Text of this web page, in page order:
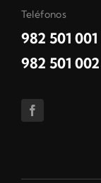
Teléfonos
982 501 001
982 501 002